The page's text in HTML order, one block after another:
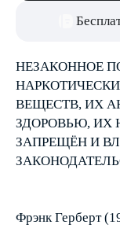
НЕЗАКОННОЕ
ВЕЩЕСТВ, ИХ
ЗДОРОВЬЮ, ИХ
ЗАПРЕЩЁН И
Фрэнк Герберт